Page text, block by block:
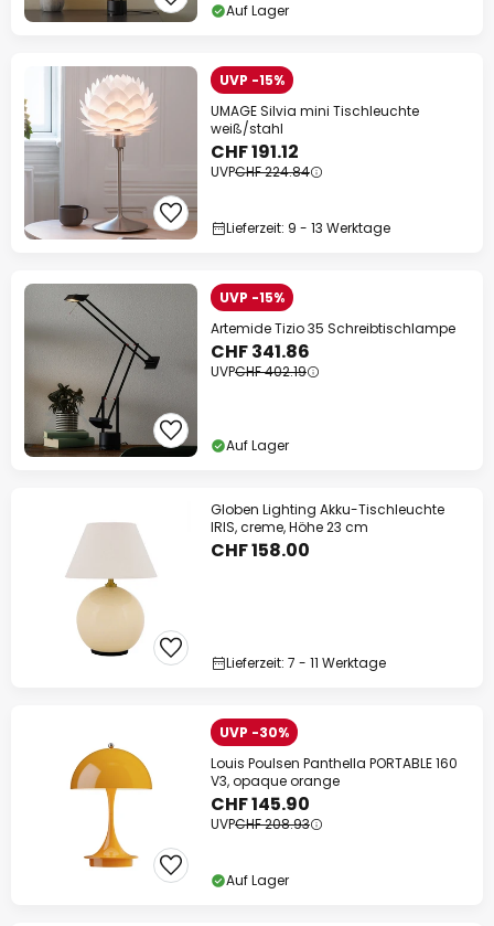
Auf Lager
UVP -15%
UMAGE Silvia mini Tischleuchte
weiß/stahl
CHF 191.12
UVPCHF 224.84
Lieferzeit: 9 - 13 Werktage
UVP -15%
Artemide Tizio 35 Schreibtischlampe
CHF 341.86
UVPCHF 402.19
Auf Lager
Globen Lighting Akku-Tischleuchte
IRIS, creme, Höhe 23 cm
CHF 158.00
Lieferzeit: 7 - 11 Werktage
UVP -30%
Louis Poulsen Panthella PORTABLE 160
V3, opaque orange
CHF 145.90
UVPCHF 208.93
Auf Lager